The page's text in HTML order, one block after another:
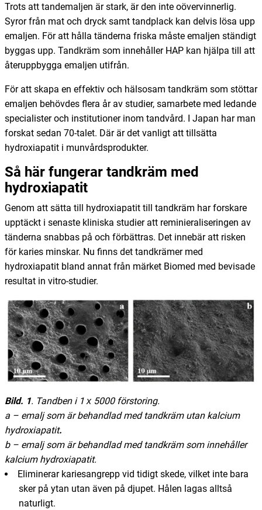
Trots att tandemaljen är stark, är den inte oövervinnerlig.
Syror från mat och dryck samt tandplack kan delvis lösa upp
emaljen. För att hålla tänderna friska måste emaljen ständigt
byggas upp. Tandkräm som innehåller HAP kan hjälpa till att
återuppbygga emaljen utifrån.
För att skapa en effektiv och hälsosam tandkräm som stöttar
emaljen behövdes flera år av studier, samarbete med ledande
specialister och institutioner inom tandvård. I Japan har man
forskat sedan 70-talet. Där är det vanligt att tillsätta
hydroxiapatit i munvårdsprodukter.
Så här fungerar tandkräm med
hydroxiapatit
Genom att sätta till hydroxiapatit till tandkräm har forskare
upptäckt i senaste kliniska studier att reminieraliseringen av
tänderna snabbas på och förbättras. Det innebär att risken
för karies minskar. Nu finns det tandkrämer med
hydroxiapatit bland annat från märket Biomed med bevisade
resultat in vitro-studier.
Bild. 1. Tandben i 1 х 5000 förstoring.
a – emalj som är behandlad med tandkräm utan kalcium
hydroxiapatit.
b – emalj som är behandlad med tandkräm som innehåller
kalcium hydroxiapatit.
Eliminerar kariesangrepp vid tidigt skede, vilket inte bara
sker på ytan utan även på djupet. Hålen lagas alltså
naturligt.